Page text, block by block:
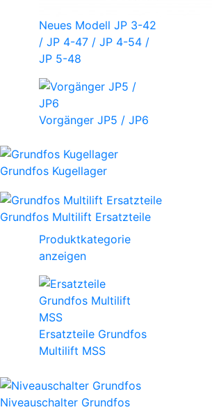
Neues Modell JP 3-42
/ JP 4-47 / JP 4-54 /
JP 5-48
Vorgänger JP5 / JP6
Grundfos Kugellager
Grundfos Multilift Ersatzteile
Produktkategorie
anzeigen
Ersatzteile Grundfos
Multilift MSS
Niveauschalter Grundfos